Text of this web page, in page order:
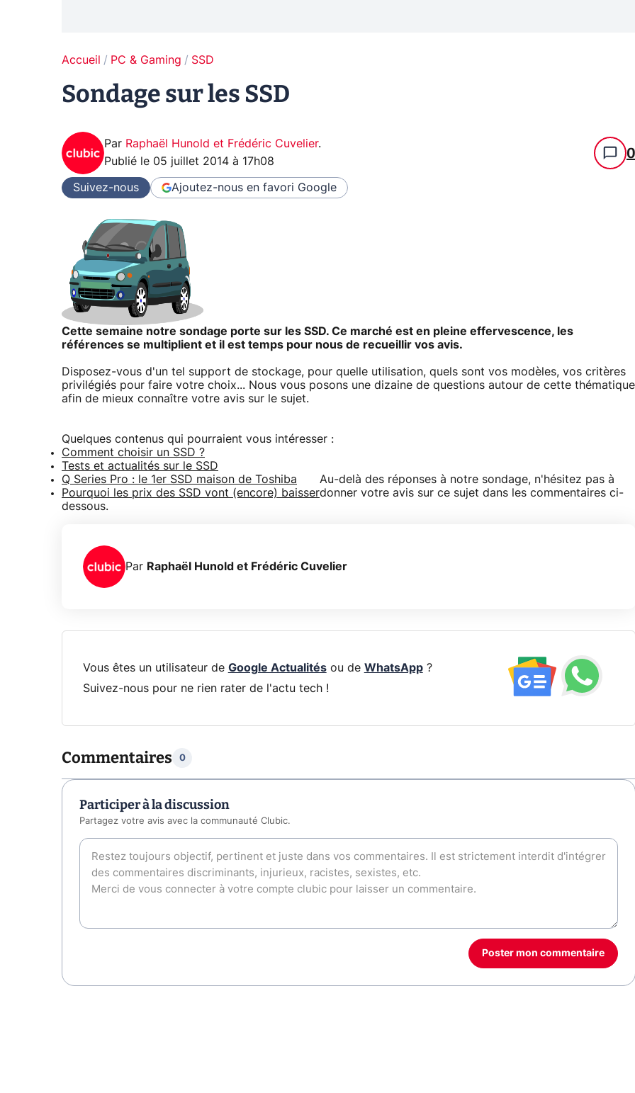
Accueil PC & Gaming SSD
Sondage sur les SSD
Par Raphaël Hunold et Frédéric Cuvelier.
Publié le 05 juillet 2014 à 17h08 0
Suivez-nous Ajoutez-nous en favori Google
Cette semaine notre sondage porte sur les SSD. Ce marché est en pleine effervescence, les
références se multiplient et il est temps pour nous de recueillir vos avis.
Disposez-vous d'un tel support de stockage, pour quelle utilisation, quels sont vos modèles, vos critères
privilégiés pour faire votre choix... Nous vous posons une dizaine de questions autour de cette thématique
afin de mieux connaître votre avis sur le sujet.
Quelques contenus qui pourraient vous intéresser :
Comment choisir un SSD ?
Tests et actualités sur le SSD
Q Series Pro : le 1er SSD maison de Toshiba
Pourquoi les prix des SSD vont (encore) baisser
Au-delà des réponses à notre sondage, n'hésitez pas à
donner votre avis sur ce sujet dans les commentaires ci-
dessous.
Par Raphaël Hunold et Frédéric Cuvelier
Vous êtes un utilisateur de Google Actualitésou de WhatsApp?
Suivez-nous pour ne rien rater de l'actu tech !
Commentaires 0
Participer à la discussion
Partagez votre avis avec la communauté Clubic.
Poster mon commentaire